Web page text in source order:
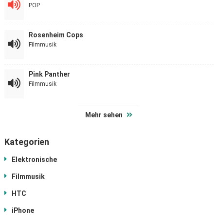
POP
Rosenheim Cops
Filmmusik
Pink Panther
Filmmusik
Mehr sehen
Kategorien
Elektronische
Filmmusik
HTC
iPhone